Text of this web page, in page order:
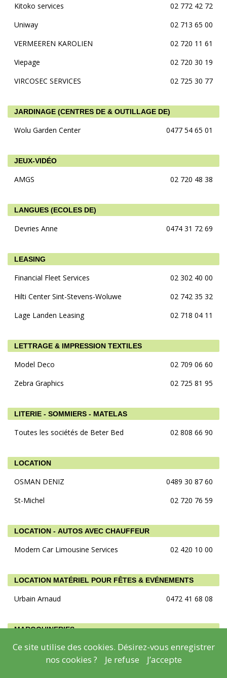
Kitoko services
02 772 42 72
Uniway
02 713 65 00
VERMEEREN KAROLIEN
02 720 11 61
Viepage
02 720 30 19
VIRCOSEC SERVICES
02 725 30 77
JARDINAGE (CENTRES DE & OUTILLAGE DE)
Wolu Garden Center 0477 54 65 01
JEUX-VIDÉO
AMGS 02 720 48 38
LANGUES (ECOLES DE)
Devries Anne 0474 31 72 69
LEASING
Financial Fleet Services
02 302 40 00
Hilti Center Sint-Stevens-Woluwe
02 742 35 32
Lage Landen Leasing
02 718 04 11
LETTRAGE & IMPRESSION TEXTILES
Model Deco
02 709 06 60
Zebra Graphics
02 725 81 95
LITERIE - SOMMIERS - MATELAS
Toutes les sociétés de Beter Bed 02 808 66 90
LOCATION
OSMAN DENIZ
0489 30 87 60
St-Michel
02 720 76 59
LOCATION - AUTOS AVEC CHAUFFEUR
Modern Car Limousine Services 02 420 10 00
LOCATION MATÉRIEL POUR FÊTES & EVÉNEMENTS
Urbain Arnaud 0472 41 68 08
MAROQUINERIES
Globe Print 02 725 02 98
Ce site utilise des cookies. Désirez-vous enregistrer
nos cookies ?
Je refuse J’accepte